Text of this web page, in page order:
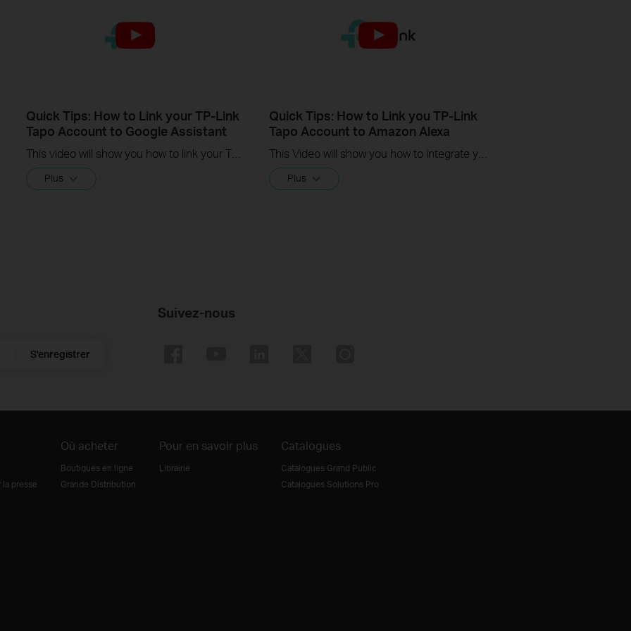
Quick Tips: How to Link your TP-Link
Tapo Account to Google Assistant
Plus
Quick Tips: How to Link you TP-Link
Tapo Account to Amazon Alexa
Plus
S'enregistrer
Suivez-nous
la presse
Où acheter
Boutiques en ligne
Grande Distribution
Pour en savoir plus
Librairie
Catalogues
Catalogues Grand Public
Catalogues Solutions Pro